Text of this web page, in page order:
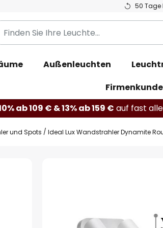
50 Tage
Außenleuchten
ab 109 € & 13% ab 159 € auf fast
und Spots Ideal Lux Wandstrahler Dynamite